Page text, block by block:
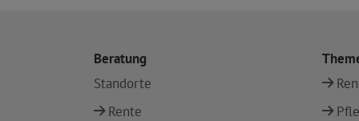
Beratung
Standorte
Rente